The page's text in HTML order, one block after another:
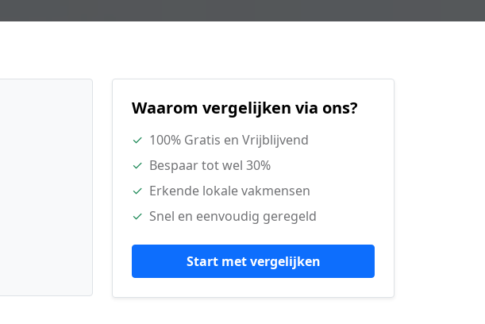
Waarom vergelijken via ons?
✓ 100% Gratis en Vrijblijvend
✓ Bespaar tot wel 30%
✓ Erkende lokale vakmensen
✓ Snel en eenvoudig geregeld
Start met vergelijken